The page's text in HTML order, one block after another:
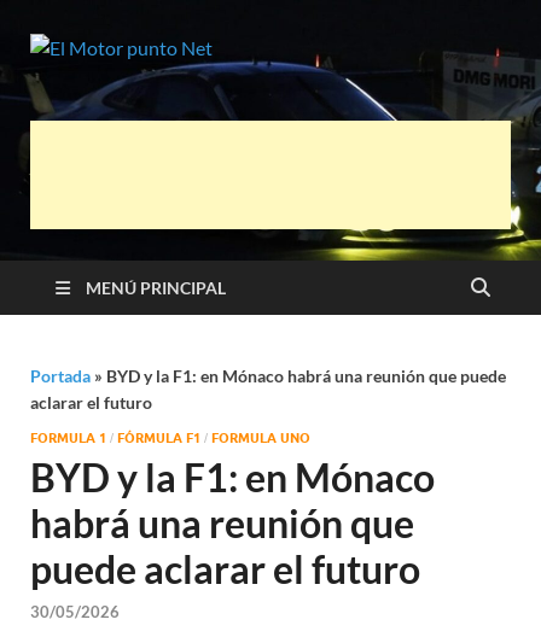
El Motor
punto Net
Información sobre novedades y pruebas
de Automóviles
MENÚ PRINCIPAL
Portada » BYD y la F1: en Mónaco habrá una reunión que puede
aclarar el futuro
FORMULA 1 / FÓRMULA F1 / FORMULA UNO
BYD y la F1: en Mónaco
habrá una reunión que
puede aclarar el futuro
30/05/2026